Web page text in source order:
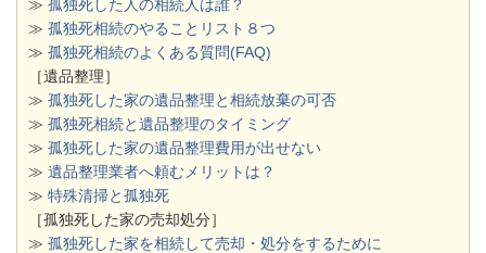
≫ 孤独死した人の相続人は誰？
≫ 孤独死相続のやることリスト８つ
≫ 孤独死相続のよくある質問(FAQ)
［遺品整理］
≫ 孤独死した家の遺品整理と相続放棄の可否
≫ 孤独死相続と遺品整理のタイミング
≫ 孤独死した家の遺品整理費用が出せない
≫ 遺品整理業者へ頼むメリットは？
≫ 特殊清掃と孤独死
［孤独死した家の売却処分］
≫ 孤独死した家を相続して売却・処分をするために